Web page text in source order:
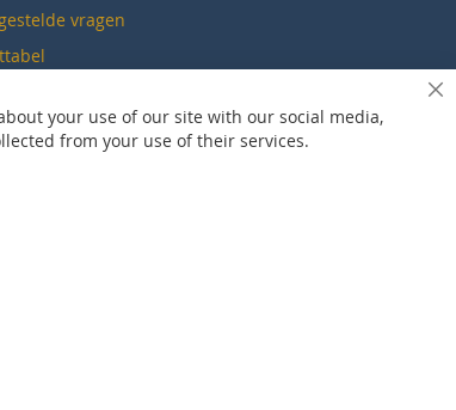
vragen
your use of our site with our social media,
from your use of their services.